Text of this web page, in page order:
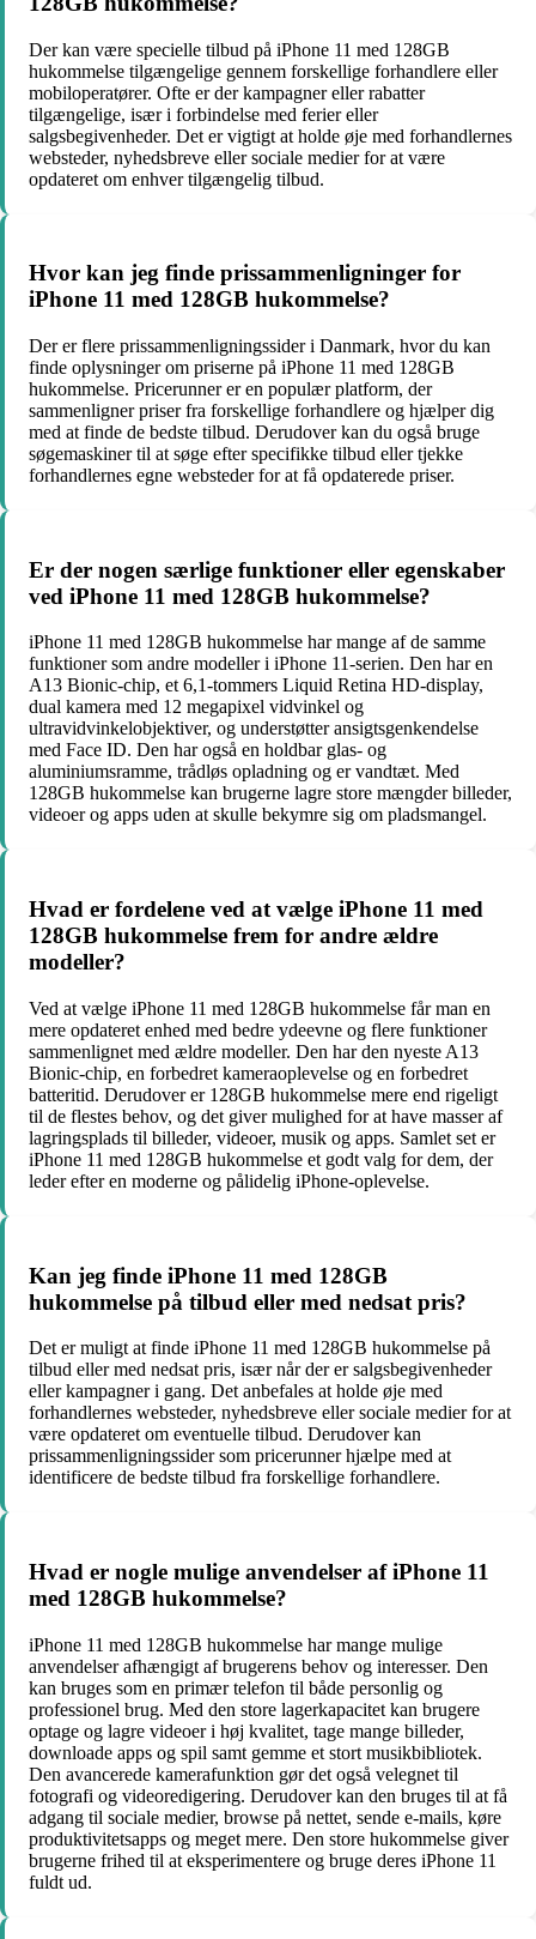
Der kan være specielle tilbud på iPhone 11 med 128GB
hukommelse tilgængelige gennem forskellige forhandlere eller
mobiloperatører. Ofte er der kampagner eller rabatter
tilgængelige, især i forbindelse med ferier eller
salgsbegivenheder. Det er vigtigt at holde øje med forhandlernes
websteder, nyhedsbreve eller sociale medier for at være
opdateret om enhver tilgængelig tilbud.
Hvor kan jeg finde prissammenligninger for
iPhone 11 med 128GB hukommelse?
Der er flere prissammenligningssider i Danmark, hvor du kan
finde oplysninger om priserne på iPhone 11 med 128GB
hukommelse. Pricerunner er en populær platform, der
sammenligner priser fra forskellige forhandlere og hjælper dig
med at finde de bedste tilbud. Derudover kan du også bruge
søgemaskiner til at søge efter specifikke tilbud eller tjekke
forhandlernes egne websteder for at få opdaterede priser.
Er der nogen særlige funktioner eller egenskaber
ved iPhone 11 med 128GB hukommelse?
iPhone 11 med 128GB hukommelse har mange af de samme
funktioner som andre modeller i iPhone 11-serien. Den har en
A13 Bionic-chip, et 6,1-tommers Liquid Retina HD-display,
dual kamera med 12 megapixel vidvinkel og
ultravidvinkelobjektiver, og understøtter ansigtsgenkendelse
med Face ID. Den har også en holdbar glas- og
aluminiumsramme, trådløs opladning og er vandtæt. Med
128GB hukommelse kan brugerne lagre store mængder billeder,
videoer og apps uden at skulle bekymre sig om pladsmangel.
Hvad er fordelene ved at vælge iPhone 11 med
128GB hukommelse frem for andre ældre
modeller?
Ved at vælge iPhone 11 med 128GB hukommelse får man en
mere opdateret enhed med bedre ydeevne og flere funktioner
sammenlignet med ældre modeller. Den har den nyeste A13
Bionic-chip, en forbedret kameraoplevelse og en forbedret
batteritid. Derudover er 128GB hukommelse mere end rigeligt
til de flestes behov, og det giver mulighed for at have masser af
lagringsplads til billeder, videoer, musik og apps. Samlet set er
iPhone 11 med 128GB hukommelse et godt valg for dem, der
leder efter en moderne og pålidelig iPhone-oplevelse.
Kan jeg finde iPhone 11 med 128GB
hukommelse på tilbud eller med nedsat pris?
Det er muligt at finde iPhone 11 med 128GB hukommelse på
tilbud eller med nedsat pris, især når der er salgsbegivenheder
eller kampagner i gang. Det anbefales at holde øje med
forhandlernes websteder, nyhedsbreve eller sociale medier for at
være opdateret om eventuelle tilbud. Derudover kan
prissammenligningssider som pricerunner hjælpe med at
identificere de bedste tilbud fra forskellige forhandlere.
Hvad er nogle mulige anvendelser af iPhone 11
med 128GB hukommelse?
iPhone 11 med 128GB hukommelse har mange mulige
anvendelser afhængigt af brugerens behov og interesser. Den
kan bruges som en primær telefon til både personlig og
professionel brug. Med den store lagerkapacitet kan brugere
optage og lagre videoer i høj kvalitet, tage mange billeder,
downloade apps og spil samt gemme et stort musikbibliotek.
Den avancerede kamerafunktion gør det også velegnet til
fotografi og videoredigering. Derudover kan den bruges til at få
adgang til sociale medier, browse på nettet, sende e-mails, køre
produktivitetsapps og meget mere. Den store hukommelse giver
brugerne frihed til at eksperimentere og bruge deres iPhone 11
fuldt ud.